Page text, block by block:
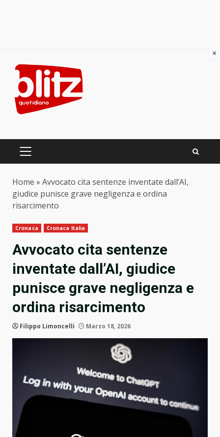
content
PRIMARY
Home » Avvocato cita sentenze inventate dall’AI,
giudice punisce grave negligenza e ordina
risarcimento
Cronaca Cronaca Italia
Avvocato cita sentenze
inventate dall’AI, giudice
punisce grave negligenza e
ordina risarcimento
Filippo Limoncelli Marzo 18, 2026
×